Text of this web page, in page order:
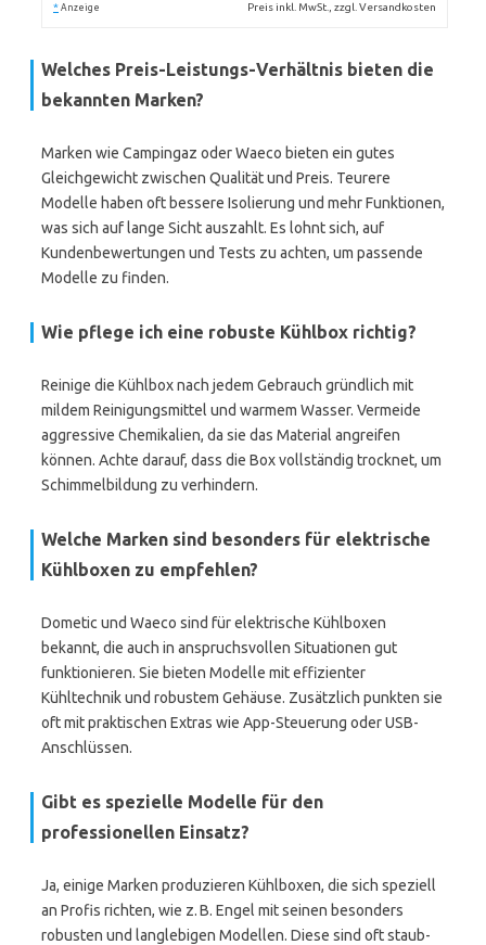
* Anzeige Preis inkl. MwSt., zzgl. Versandkosten
Welches Preis-Leistungs-Verhältnis bieten die
bekannten Marken?
Marken wie Campingaz oder Waeco bieten ein gutes
Gleichgewicht zwischen Qualität und Preis. Teurere
Modelle haben oft bessere Isolierung und mehr Funktionen,
was sich auf lange Sicht auszahlt. Es lohnt sich, auf
Kundenbewertungen und Tests zu achten, um passende
Modelle zu finden.
Wie pflege ich eine robuste Kühlbox richtig?
Reinige die Kühlbox nach jedem Gebrauch gründlich mit
mildem Reinigungsmittel und warmem Wasser. Vermeide
aggressive Chemikalien, da sie das Material angreifen
können. Achte darauf, dass die Box vollständig trocknet, um
Schimmelbildung zu verhindern.
Welche Marken sind besonders für elektrische
Kühlboxen zu empfehlen?
Dometic und Waeco sind für elektrische Kühlboxen
bekannt, die auch in anspruchsvollen Situationen gut
funktionieren. Sie bieten Modelle mit effizienter
Kühltechnik und robustem Gehäuse. Zusätzlich punkten sie
oft mit praktischen Extras wie App-Steuerung oder USB-
Anschlüssen.
Gibt es spezielle Modelle für den
professionellen Einsatz?
Ja, einige Marken produzieren Kühlboxen, die sich speziell
an Profis richten, wie z. B. Engel mit seinen besonders
robusten und langlebigen Modellen. Diese sind oft staub-